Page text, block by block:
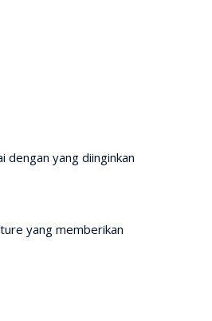
dengan yang diinginkan
yang memberikan